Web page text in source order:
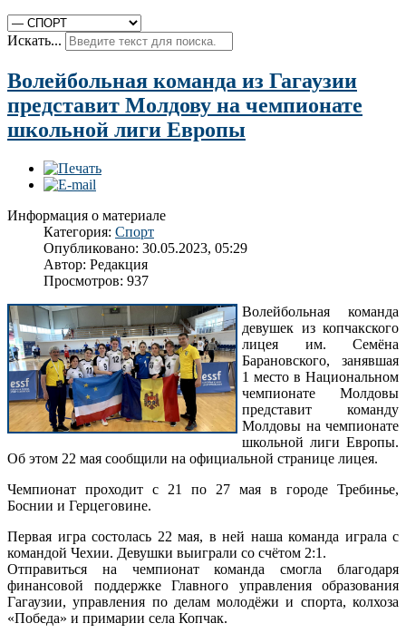
Искать...
Волейбольная команда из Гагаузии
представит Молдову на чемпионате
школьной лиги Европы
Информация о материале
Категория: Спорт
Опубликовано: 30.05.2023, 05:29
Автор: Редакция
Просмотров: 937
Волейбольная команда
девушек из копчакского
лицея им. Семёна
Барановского, занявшая
1 место в Национальном
чемпионате Молдовы
представит команду
Молдовы на чемпионате
школьной лиги Европы.
Об этом 22 мая сообщили на официальной странице лицея.
Чемпионат проходит с 21 по 27 мая в городе Требинье,
Боснии и Герцеговине.
Первая игра состолась 22 мая, в ней наша команда играла с
командой Чехии. Девушки выиграли со счётом 2:1.
Отправиться на чемпионат команда смогла благодаря
финансовой поддержке Главного управления образования
Гагаузии, управления по делам молодёжи и спорта, колхоза
«Победа» и примарии села Копчак.